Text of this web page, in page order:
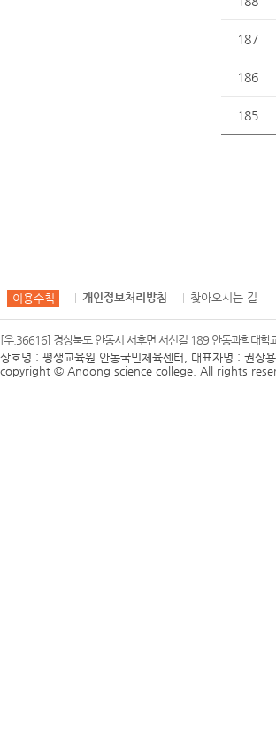
187
186
185
이용수칙 개인정보처리방침 찾아오시는 길
[우.36616] 경상북도 안동시 서후면 서선길 189 안동과학대
상호명 : 평생교육원 안동국민체육센터, 대표자명 : 권
copyright © Andong science college. All rights